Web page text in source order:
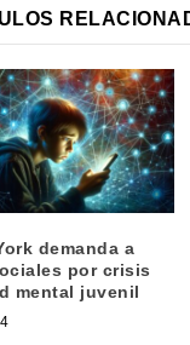
demanda a
por crisis
mental juvenil